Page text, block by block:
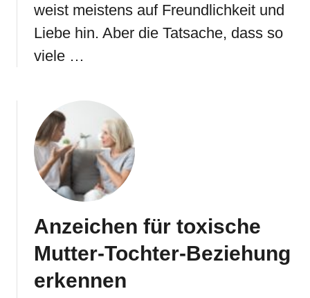
weist meistens auf Freundlichkeit und
Liebe hin. Aber die Tatsache, dass so
viele …
Anzeichen für toxische
Mutter-Tochter-Beziehung
erkennen